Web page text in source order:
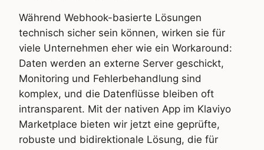
Während Webhook-basierte Lösungen
technisch sicher sein können, wirken sie für
viele Unternehmen eher wie ein Workaround:
Daten werden an externe Server geschickt,
Monitoring und Fehlerbehandlung sind
komplex, und die Datenflüsse bleiben oft
intransparent. Mit der nativen App im Klaviyo
Marketplace bieten wir jetzt eine geprüfte,
robuste und bidirektionale Lösung, die für